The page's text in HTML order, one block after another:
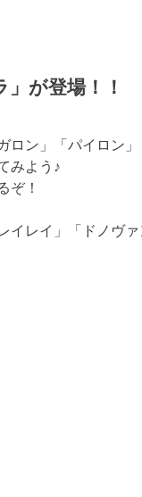
が登場！！
ン」「パイロン
みよう♪
ぞ！
レイ」「ドノヴ